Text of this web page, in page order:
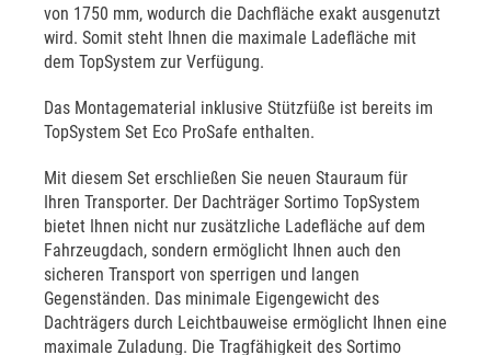
von 1750 mm, wodurch die Dachfläche exakt ausgenutzt
wird. Somit steht Ihnen die maximale Ladefläche mit
dem TopSystem zur Verfügung.
Das Montagematerial inklusive Stützfüße ist bereits im
TopSystem Set Eco ProSafe enthalten.
Mit diesem Set erschließen Sie neuen Stauraum für
Ihren Transporter. Der Dachträger Sortimo TopSystem
bietet Ihnen nicht nur zusätzliche Ladefläche auf dem
Fahrzeugdach, sondern ermöglicht Ihnen auch den
sicheren Transport von sperrigen und langen
Gegenständen. Das minimale Eigengewicht des
Dachträgers durch Leichtbauweise ermöglicht Ihnen eine
maximale Zuladung. Die Tragfähigkeit des Sortimo